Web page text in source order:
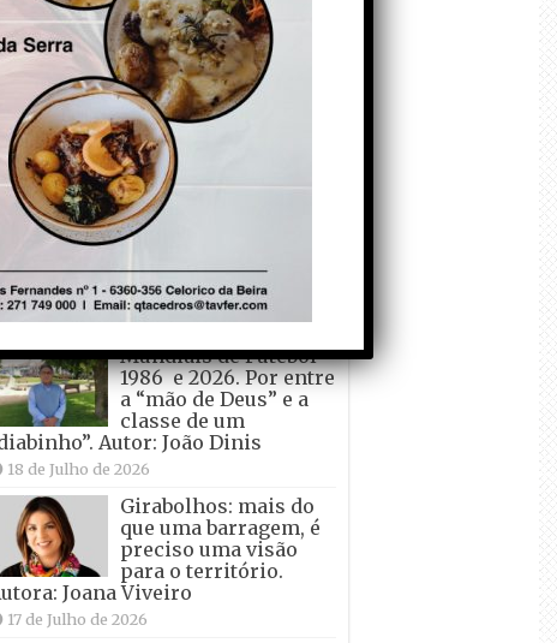
O desenvolvimento do país
e a educação. Autor: Renato
Nunes
21 de Julho de 2026
E tudo a bola levou. E viva Espanha!
João Dinis, Jano
20 de Julho de 2026
O ensino do
Português esqueceu-
se dos livros eternos.
Autor: Paulo Freitas
Amaral
20 de Julho de 2026
Mundiais de Futebol –
1986 e 2026. Por entre
a “mão de Deus” e a
classe de um
Autor: João Dinis
18 de Julho de 2026
Girabolhos: mais do
que uma barragem, é
preciso uma visão
para o território.
Joana Viveiro
17 de Julho de 2026